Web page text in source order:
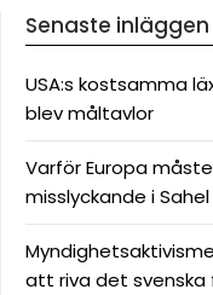
Senaste inläggen
USA:s kostsamma
blev måltavlor
Varför Europa
misslyckande i Sahel
att riva det svenska